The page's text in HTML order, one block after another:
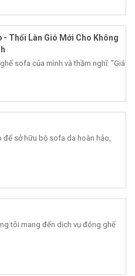
- Thổi Làn Gió Mới Cho Không
sofa của mình và thầm nghĩ: "Giá
sở hữu bộ sofa da hoàn hảo,
tôi mang đến dịch vụ đóng ghế